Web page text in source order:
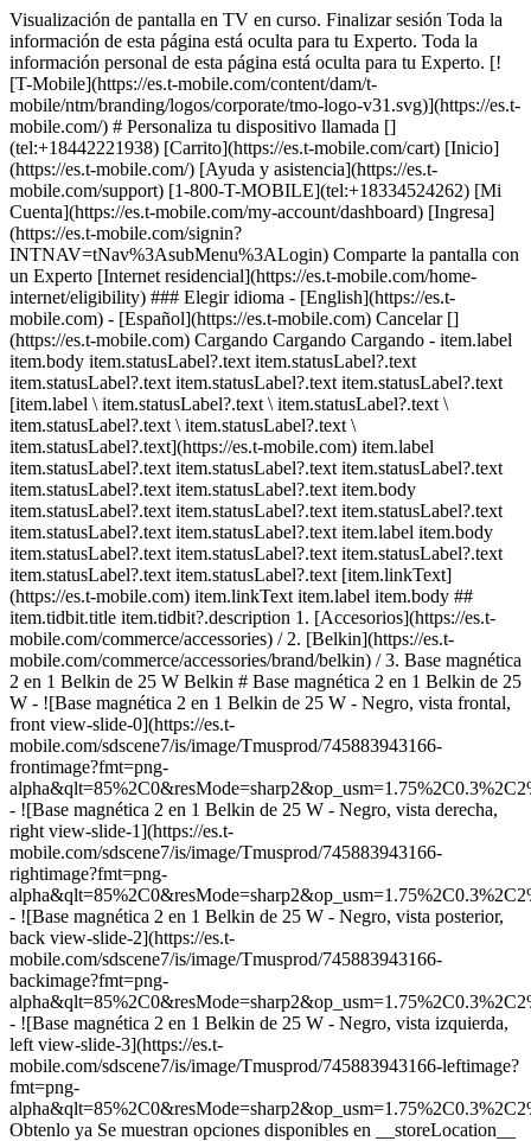
Visualización de pantalla en TV en curso. Finalizar sesión Toda la
información de esta página está oculta para tu Experto. Toda la
información personal de esta página está oculta para tu Experto. [!
[T-Mobile](https://es.t-mobile.com/content/dam/t-
mobile/ntm/branding/logos/corporate/tmo-logo-v31.svg)](https://es.t-
mobile.com/) # ​​​​​​​Personaliza tu dispositivo llamada []
(tel:+18442221938) [Carrito](https://es.t-mobile.com/cart) [Inicio]
(https://es.t-mobile.com/) [Ayuda y asistencia](https://es.t-
mobile.com/support) [1-800-T-MOBILE](tel:+18334524262) [Mi
Cuenta](https://es.t-mobile.com/my-account/dashboard) [Ingresa]
(https://es.t-mobile.com/signin?
INTNAV=tNav%3AsubMenu%3ALogin) Comparte la pantalla con
un Experto [Internet residencial](https://es.t-mobile.com/home-
internet/eligibility) ### Elegir idioma - [English](https://es.t-
mobile.com) - [Español](https://es.t-mobile.com) Cancelar []
(https://es.t-mobile.com) Cargando Cargando Cargando - item.label
item.body item.statusLabel?.text item.statusLabel?.text
item.statusLabel?.text item.statusLabel?.text item.statusLabel?.text
[item.label \ item.statusLabel?.text \ item.statusLabel?.text \
item.statusLabel?.text \ item.statusLabel?.text \
item.statusLabel?.text](https://es.t-mobile.com) item.label
item.statusLabel?.text item.statusLabel?.text item.statusLabel?.text
item.statusLabel?.text item.statusLabel?.text item.body
item.statusLabel?.text item.statusLabel?.text item.statusLabel?.text
item.statusLabel?.text item.statusLabel?.text item.label item.body
item.statusLabel?.text item.statusLabel?.text item.statusLabel?.text
item.statusLabel?.text item.statusLabel?.text [item.linkText]
(https://es.t-mobile.com) item.linkText item.label item.body ##
item.tidbit.title item.tidbit?.description 1. [Accesorios](https://es.t-
mobile.com/commerce/accessories) / 2. [Belkin](https://es.t-
mobile.com/commerce/accessories/brand/belkin) / 3. Base magnética
2 en 1 Belkin de 25 W Belkin # Base magnética 2 en 1 Belkin de 25
W - ![Base magnética 2 en 1 Belkin de 25 W - Negro, vista frontal,
front view-slide-0](https://es.t-
mobile.com/sdscene7/is/image/Tmusprod/745883943166-
frontimage?fmt=png-
- ![Base magnética 2 en 1 Belkin de 25 W - Negro, vista derecha,
right view-slide-1](https://es.t-
mobile.com/sdscene7/is/image/Tmusprod/745883943166-
rightimage?fmt=png-
- ![Base magnética 2 en 1 Belkin de 25 W - Negro, vista posterior,
back view-slide-2](https://es.t-
mobile.com/sdscene7/is/image/Tmusprod/745883943166-
backimage?fmt=png-
- ![Base magnética 2 en 1 Belkin de 25 W - Negro, vista izquierda,
left view-slide-3](https://es.t-
mobile.com/sdscene7/is/image/Tmusprod/745883943166-leftimage?
fmt=png-
Obtenlo ya Se muestran opciones disponibles en __storeLocation__ ## Personaliza tu accesorio Ver todas las ofertas 1 Exclusivo por Internet: ahorra un 25% en 3 accesorios o más ### __Color:__ Color: ### __Color:__ Negro Color: Negro Blanco En existencia __Obtenlo ya__ Comprar en __storeLocation__ No se ha podido recuperar información de la tienda. __Recogerlo en una tienda__ Se muestran artículos en __storeLocation__ No se ha podido recuperar información de la tienda. __stockStatusLabel__, storeLocation o __enviarlo__ al seleccionar Enviármelo en el carrito. ### Opciones de entrega Deseo que me lo envíen Fecha de envío est. Aug 6 - Aug 10 Recogerlo en una tienda stockStatusLabel storeLocation (storeDistance mi) [Editar ubicación](#) Encuentra una tienda cerca [Editar ubicación](#) __Agotado__ __En existencia__ __En existencia__ Cargando Cargando Cargando Cargando Cargando Cargando Cargando Cargando Cargando Cargando Cargando Cargando Cargando Cargando opciones de entrega, por favor espera Método de entrega Entrega el mismo día No disponible en currentZipCode Recíbelo alrededor de las expectedDeliveryTime Costo de entrega real: $9.99 Costo de entrega con descuento: gratis Recoger en la tienda Agotado en storeName Hoy en storeName Gratis Envío No disponible Fecha de envío estimada: shippingDate Gratis Método de entrega Entrega el mismo día No disponible en currentZipCode Recíbelo alrededor de las expectedDeliveryTime Costo de entrega real: $9.99 Costo de entrega con descuento: gratis Entrega el mismo día No disponible en 22102 Recíbelo alrededor de las 7:00 p.m. Costo de entrega real: $9.99 Costo de entrega con descuento: gratis Recoger en la tienda Agotado en storeName Hoy en storeName Gratis Recoger en la tienda Agotado en storeName Agotado en Tyson's Corner Hoy en Tyson's Corner Gratis Envío No disponible Fecha de envío estimada: shippingDate Gratis Envío No disponible Fecha de envío estimada: Aug 6 - Aug 10 Gratis __Tu tienda:__ [storeLocation (storeDistance mi)](#) Encuentra una tienda cerca [Editar ubicación](#) No disponible en currentZipCode # Entregar a currentZipCode # Entregar a 22102 Editar ubicación # Enviar a currentZipCode __¿Eres un cliente nuevo o existente?__ Cliente existente Cliente nuevo __Bienvenido a T-Mobile (cliente nuevo)__ Editar __Elegir una opción de pago__ __Pagar mensualmente__ A pagar hoy $0.00 + impuestos $5.00/mes por 12 meses __Pagar el monto total__ $59.99 \+ impuesto Si eliges pagar mensualmente y cancelas el servicio móvil, deberás pagar el saldo restante del accesorio. Para clientes elegibles. Tasa de interés anual de 0%. Se requiere servicio elegible. [](https://es.t-mobile.com) __Con plan de pago: actualMonthlyValue/mes por paymentTerms meses, sin intereses.__ A pagar hoy dueToday + impuestos y otros cargos __Precio sin descuento: payInFullStrikeThroughValue payInFull__ + impuesto Si eliges pagar mensualmente y cancelas el servicio móvil, deberás pagar el saldo restante del dispositivo. Solo para clientes elegibles. 0% de interés anual (APR). Se requiere compra mínima de $49 en accesorios y servicio elegible. [](https://es.t-mobile.com) 1 Quantity 1 Agregar Tyson's Corner (13.8 mi) __¿Deseas recibirlo antes?__ Encontrar tiendas cercanas Detalles ### Otras características * * * Disfruta de una carga inalámbrica rápida y eficiente con el nuevo cargador magnético plegable 2 en 1 Belkin UltraCharge Qi2 de 25 W. La alineación magnética precisa garantiza una conexión segura, lo que te permite cargar tu dispositivo compatible con Qi2 mientras lo utilizas. 25 W es la especificación de carga inalámbrica más nueva y rápida disponible para tu dispositivo. Una base de carga inalámbrica adicional de 5 W permite cargar simultáneamente unos audífonos, mientras que el práctico puerto USB-C de 5 W carga otro dispositivo o accesorio, como un reloj inteligente. Cambia fácilmente entre el modo base y el modo soporte para ver el teléfono en posición vertical. Su diseño elegante y compacto es tan elegante como funcional, por lo que es ideal para viajar, además de estar fabricado con materiales sostenibles. Se incluyen el cargador de pared de 45 W y el cable USB-C de 5 ft, que proporcionan una carga segura y eficiente para tus valiosos dispositivos y accesorios. Además de nuestra garantía del fabricante de 2 años, este producto cuenta con el respaldo de la garantía para equipos conectados de Belkin de $2,500, lo que te garantiza tranquilidad mientras lo cargas. Producto fabricado con 85% de plástico reciclado y empaque 100% libre de plástico ### ¿Qué hay en la caja? * * * - ​​Cargador magnético plegable 2 en 1 Belkin Qi2 de 25 W - Cable USB-C de 5 ft/1.5 m - Cargador de pared USB-C de 45 W con PD - Declaración regulatoria ### Detalles adicionales de especificaciones * * * __Peso__ 0.743 lb * * * __Duración__ 2.57 pulgadas * * * __Altura__ 3.94 pulgadas * * * __Ancho__ 3.94 pulgadas * * * [](https://es.t-mobile.com) ver detalles ## promoción aplicada ver detalles ## | ![Logotipo de T-Mobile](https://es.t-mobile.com/sdscene7/is/image/Tmusprod/fg-tmobile-logo?ts=1710994518480&dpr=off "Logotipo de T-Mobile") __Ingresa a tu cuenta.__ Ingresa Continuar como invitado. [__¿Necesitas ayuda para ingresar?__](https://es.account.t-mobile.com/signin/v2/ "Enlace Necesito ayuda para ingresar") [__Crea un T-Mobile ID__](https://es.account.t-mobile.com/signin/v2/ "Crear una ID de T-Mobile") promoLongDescription Hola userName! Te damos la bienvenida a T-Mobile ¡Hola! Te damos la bienvenida a T-Mobile Tienda T-Mobile Experience storeLocation Dirección 1961 Chain Bridge Rd Ste J008L McLean, VA 22102 Salta la fila y aprovecha nuestras mejores ofertas y la selección más grande durante tu visita a la tienda. Compra en esta tienda ¿No estás en esta tienda? ## Selecciona una tienda ( mi) , , , Horario de hoy: - [](https://es.t-mobile.com) Configura esta tienda [](https://es.t-mobile.com) [Indicaciones](https://es.t-mobile.com) [Llamar a la tienda](tel:+1-undefined) - ### Horario de atención de la tienda Lunes a sábado - Domingo ## Selecciona una tienda ### Lo sentimos, hubo un problema técnico Los servicios que utilizamos para buscar tiendas según la ubicación no están funcionando en este momento. Busca por ciudad y estado o código postal para comprobar la disponibilidad en tiendas cercanas. No encontramos tiendas de T-Mobile cercanas. Prueba con otra ciudad, estado o código postal para buscar otras tiendas. Vuelve a intentarlo para encontrar la tienda más cercana. ( mi) , , , Horario de hoy: - En existencia Apresúrate, solo quedan unos cuantos [](https://es.t-mobile.com) ( mi) , , , Horario de hoy: - En existencia Apresúrate, solo quedan unos cuantos [](https://es.t-mobile.com) Tyson's Corner (13.8 mi) 1961 Chain Bridge Rd Ste J008L, McLean, VA, 22102 Horario de hoy: 10am - 9pm En existencia Apresúrate, solo quedan unos cuantos [](https://es.t-mobile.com) Recoger aquí Recoger aquí # Encuentra una tienda Selecciona un código postal y ciudad válidos __( mi)__ , , , Horario de hoy - [](https://es.t-mobile.com) * * * __Tyson's Corner (13.8 mi)__ 1961 Chain Bridge Rd Ste J008L, McLean, VA, 22102 Horario de hoy 10am - 9pm [](https://es.t-mobile.com/store-locator/va/mclean/tysons-corner) * * * Selecciona una tienda ## Obtenlo más rápido con la opción de recogerlo en la tienda ¡Recibe tu pedido hoy mismo! Al revisar tu pedido, selecciona Retiro en tienda como método de entrega y empezaremos a preparar tu pedido en la tienda T-Mobile elegible que prefieras. Los accesorios actualmente no están disponibles para retiro en tienda. Recibirás un email cuando tu pedido esté listo para ser recogido y dispondrás de dos días laborales para retirarlo. # Lo sentimos, no eres elegible para esta promoción. De todos modos, puedes realizar la compra y aprovechar la red, los beneficios y las ventajas de T-Mobile. # Agotado Algunos artículos están agotados en storeName Puedes elegir que te envíen el pedido o consultar otros artículos disponibles en la tienda que seleccionaste para recogerlo. Cerrar ## Se eliminarán todos los artículos del carrito Al agregar este producto, se eliminarán los artículos ya agregados a tu carrito. Confirmar Cancelar # Los clientes también compraron Cargando Cargando Cargando Cargando Cargando Cargando Cargando [Aún no hay reseñas \ Precio normal: Precio original$ Precio de oferta$ Precio total: $](https://es.t-mobile.com) Ver 1 promociones Exclusivo por Internet: ahorra un 25% en 3 accesorios o más [![belkin Base magnética 2 en 1 Belkin de 25 W](https://cdn.tmobile.com/content/dam/t-mobile/en-p/accessories/745883943166/745883943166-thumbnail.png) \ belkin __Base magnética 2 en 1 Belkin de 25 W__ \ Aún no hay reseñas \ Aún no hay reseñas \ Aún no hay reseñas \ ![white](https://cdn.tmobile.com/images/png/products/accessories/745883922062/745883922062-swatch.gif)![black](https://cdn.tmobile.com/images/png/products/accessories/745883943166/745883943166-swatch.gif) \ Precio normal: Precio original$ Precio de oferta$ Precio total: $ \ Desde $5.00/mes por 12 meses Desde $5.00/mes por 12 meses $0.00 de pago inicial + impuestos a pagar hoy Precio normal: Precio original$ Precio de oferta$ Precio total: $ Precio total: $59.99](https://es.t-mobile.com/accessory/belkin-25w-magnetic-2-in-1-stand?sku=745883943166) Ver 1 promociones Exclusivo por Internet: ahorra un 25% en 3 accesorios o más [![belkin Cable trenzado USB-A a USB-C Belkin BoostCharge de 1 m](https://cdn.tmobile.com/content/dam/t-mobile/en-p/accessories/745883883936/745883883936-thumbnail.png) \ belkin __Cable trenzado USB-A a USB-C Belkin BoostCharge de 1 m__ \ Aún no hay reseñas \ Aún no hay reseñas \ Aún no hay reseñas \ ![white](https://cdn.tmobile.com/images/p